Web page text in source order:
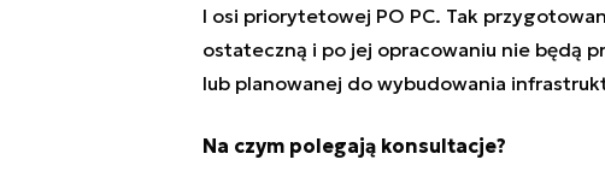
I osi priorytetowej PO PC. Tak
ostateczną i po jej opracowaniu nie będą
lub planowanej do wybudowania
Na czym polegają konsultacje?